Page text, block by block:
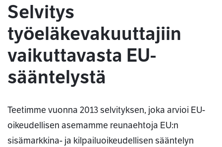
Selvitys
työeläkevakuuttajiin
vaikuttavasta EU-
sääntelystä
Teetimme vuonna 2013 selvityksen, joka arvioi EU-
oikeudellisen asemamme reunaehtoja EU:n
sisämarkkina- ja kilpailuoikeudellisen sääntelyn